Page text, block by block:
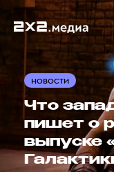
НОВОСТИ
Что
пишет о
выпуске